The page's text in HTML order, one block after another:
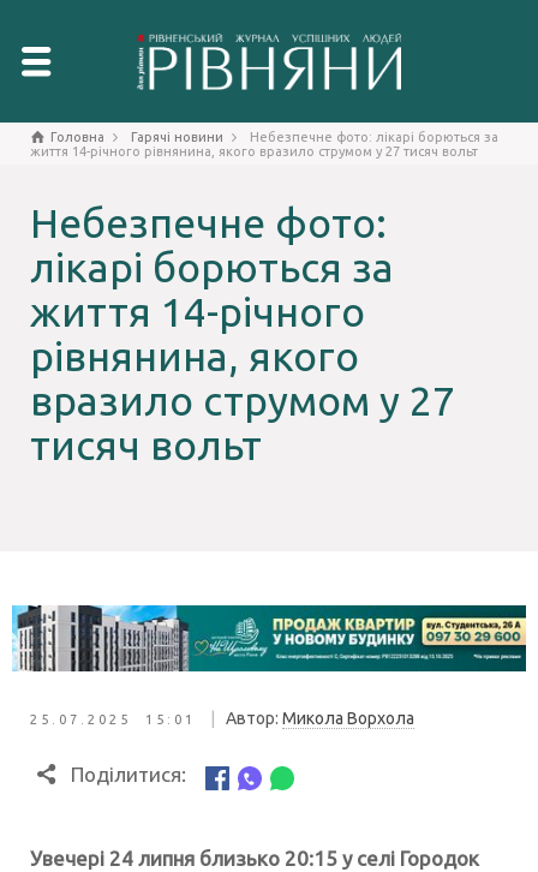
Головна Гарячі новини
Небезпечне фото: лікарі борються за
життя 14-річного рівнянина, якого вразило струмом у 27 тисяч вольт
Небезпечне фото:
лікарі борються за
життя 14-річного
рівнянина, якого
вразило струмом у 27
тисяч вольт
25.07.2025 15:01 Автор: Микола Ворхола
Поділитися:
Увечері 24 липня близько 20:15 у селі Городок